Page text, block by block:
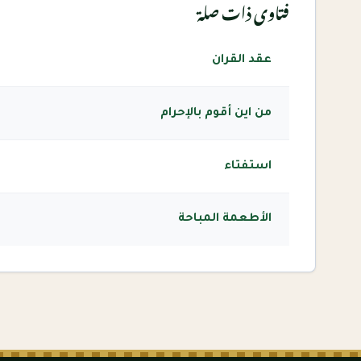
فتاوى ذات صلة
عقد القران
من اين أقوم بالإحرام
استفتاء
الأطعمة المباحة